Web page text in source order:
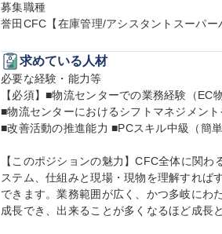
募集職種
誉田CFC【在庫管理/アシスタントスーパ
求めている人材
必要な経験・能力等
【必須】■物流センターでの業務経験（EC
■物流センターにおけるシフトマネジメン
■改善活動の推進能力 ■PCスキル中級（簡
【このポジションの魅力】CFC全体に関
ステム、仕組みと現場・現物を理解すれば
できます。業務範囲が広く、かつ多岐にわ
成長でき、出来ることが多くなるほど成長